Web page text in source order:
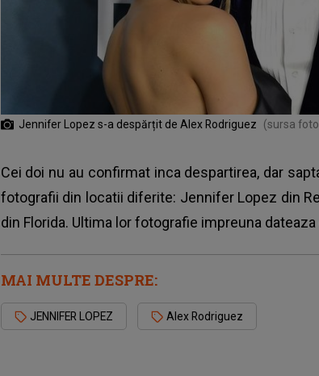
Jennifer Lopez s-a despărțit de Alex Rodriguez (sursa
Cei doi nu au confirmat inca despartirea, dar
fotografii din locatii diferite: Jennifer Lopez din
din Florida. Ultima lor fotografie impreuna
MAI MULTE DESPRE:
JENNIFER LOPEZ Alex Rodriguez